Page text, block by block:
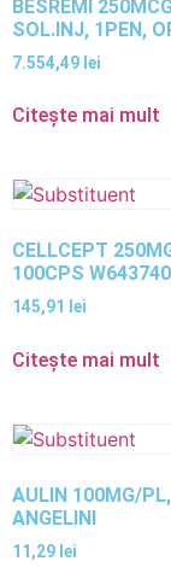
BESREMI
SOL.INJ, 1PEN,
7.554,49 lei
Citește mai mult
CELLCEPT
100CPS
145,91 lei
Citește mai mult
AULIN 100MG/
ANGELINI
11,29 lei